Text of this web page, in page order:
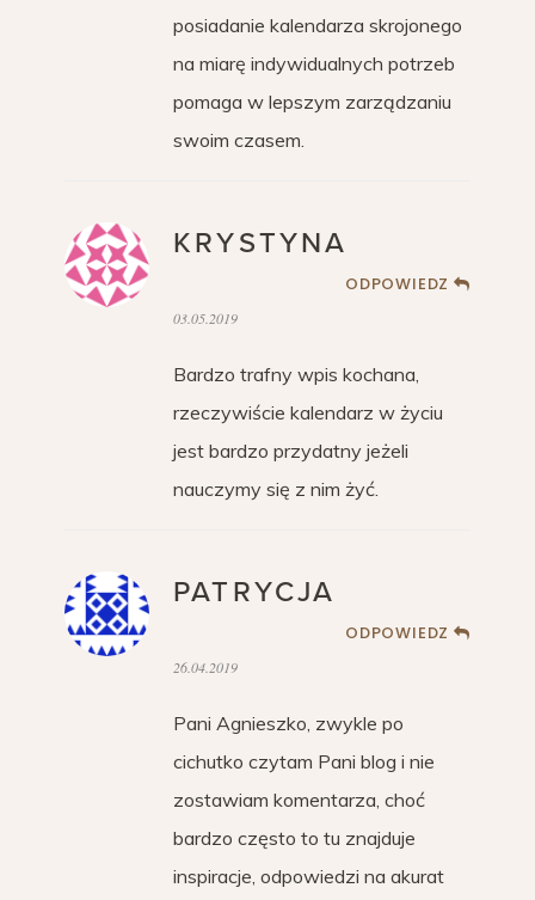
posiadanie kalendarza skrojonego
na miarę indywidualnych potrzeb
pomaga w lepszym zarządzaniu
swoim czasem.
KRYSTYNA
ODPOWIEDZ
03.05.2019
Bardzo trafny wpis kochana,
rzeczywiście kalendarz w życiu
jest bardzo przydatny jeżeli
nauczymy się z nim żyć.
PATRYCJA
ODPOWIEDZ
26.04.2019
Pani Agnieszko, zwykle po
cichutko czytam Pani blog i nie
zostawiam komentarza, choć
bardzo często to tu znajduje
inspiracje, odpowiedzi na akurat